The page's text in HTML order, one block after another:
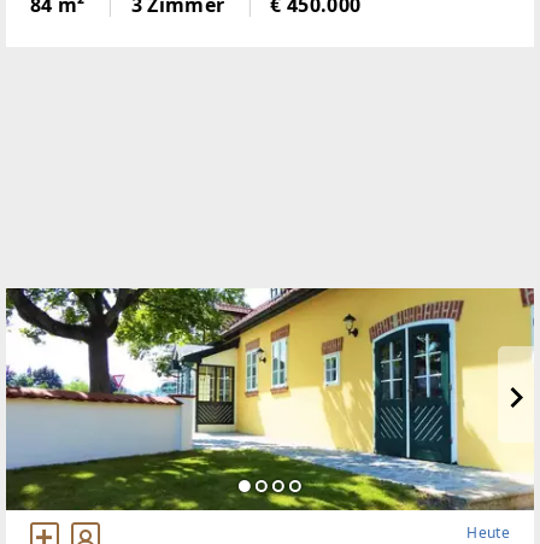
lichtdurchflutete Etagenwohnung bietet reichlich
Heute